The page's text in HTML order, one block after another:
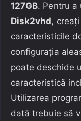
127GB. Pentru a
Disk2vhd,
caracteristicile
configurația
poate deschide
caracteristică
Utilizarea
dată trebuie să